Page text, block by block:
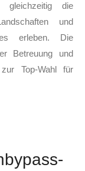
gleichzeitig die
und
erleben. Die
Betreuung und
Top-Wahl für